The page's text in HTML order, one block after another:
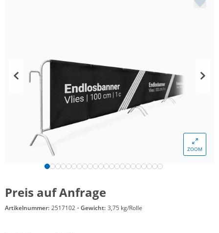
ZOOM
Preis auf Anfrage
Artikelnummer: 2517102 · Gewicht: 3,75 kg/Rolle